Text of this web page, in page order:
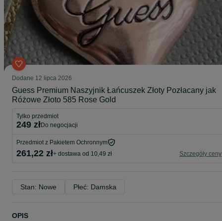
Dodane 12 lipca 2026
Guess Premium Naszyjnik Łańcuszek Złoty Pozłacany jak
Różowe Złoto 585 Rose Gold
Tylko przedmiot
249 zł do negocjacji
Przedmiot z Pakietem Ochronnym
261,22 zł+ dostawa od 10,49 zł Szczegóły ceny
Stan: Nowe Płeć: Damska
OPIS